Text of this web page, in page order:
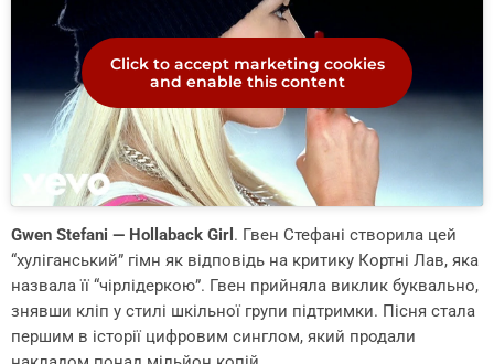
Click to accept marketing cookies
and enable this content
Gwen Stefani — Hollaback Girl . Гвен Стефані створила цей
“хуліганський” гімн як відповідь на критику Кортні Лав, яка
назвала її “чірлідеркою”. Гвен прийняла виклик буквально,
знявши кліп у стилі шкільної групи підтримки. Пісня стала
першим в історії цифровим синглом, який продали